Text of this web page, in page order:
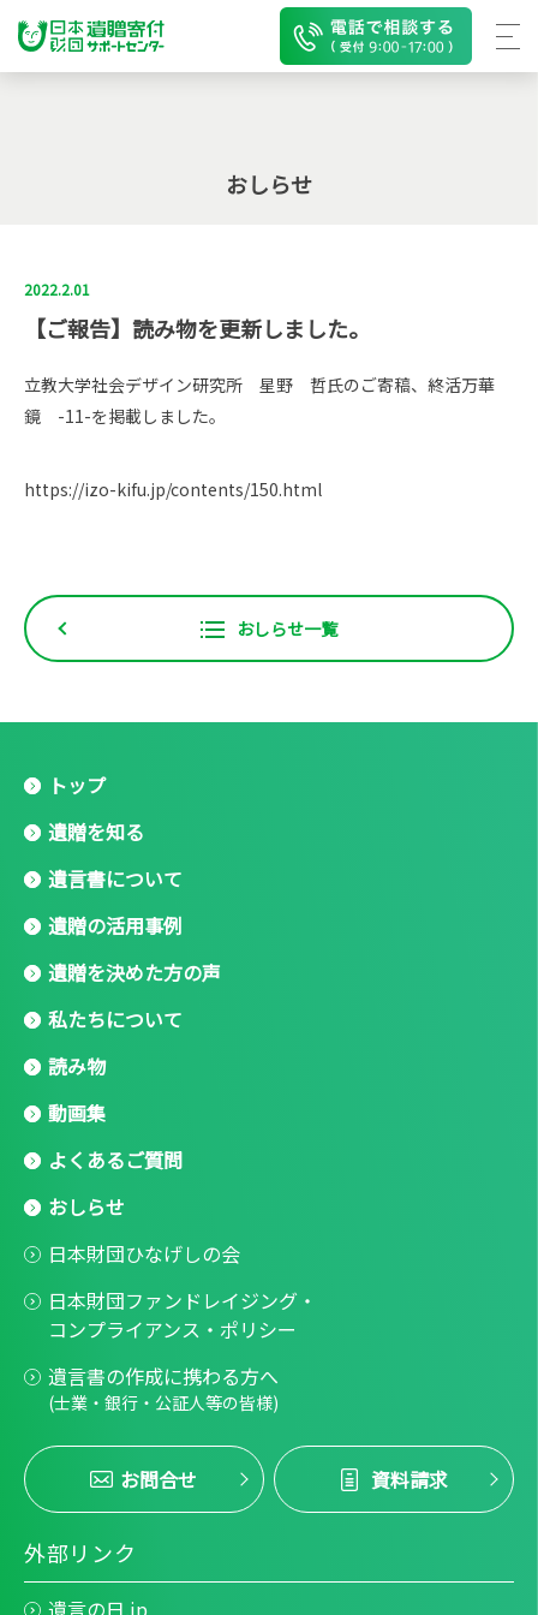
おしらせ
2022.2.01
【ご報告】読み物を更新しました。
立教大学社会デザイン研究所 星野 哲氏のご寄稿、終活万華
鏡 -11-を掲載しました。
https://izo-kifu.jp/contents/150.html
おしらせ一覧
トップ
遺贈を知る
遺言書について
遺贈の活用事例
遺贈を決めた方の声
私たちについて
読み物
動画集
よくあるご質問
おしらせ
日本財団ひなげしの会
日本財団ファンドレイジング・
コンプライアンス・ポリシー
遺言書の作成に携わる方へ
(士業・銀行・公証人等の皆様)
お問合せ 資料請求
外部リンク
遺言の日.jp